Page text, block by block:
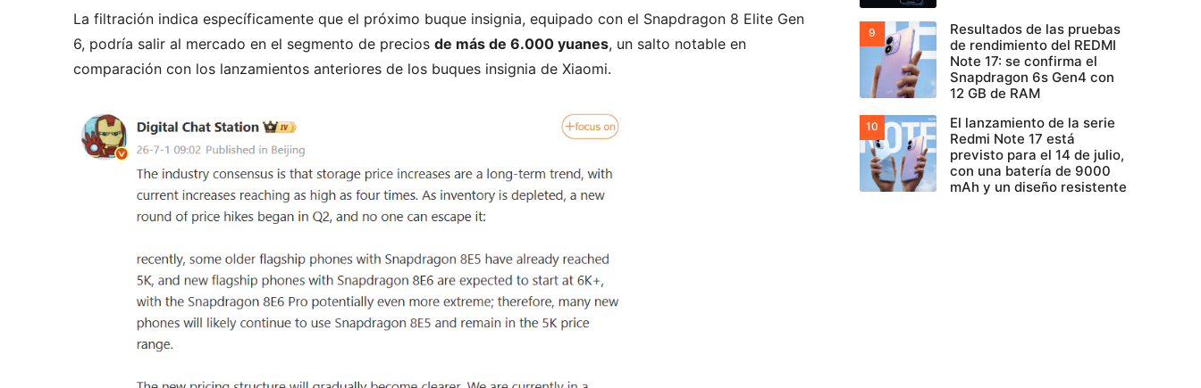
La filtración indica específicamente que el próximo buque insignia, equipado con el Snapdragon 8 Elite Gen
6, podría salir al mercado en el segmento de precios de más de 6.000 yuanes, un salto notable en
comparación con los lanzamientos anteriores de los buques insignia de Xiaomi.
Resultados de las pruebas
de rendimiento del REDMI
Note 17: se confirma el
Snapdragon 6s Gen4 con
12 GB de RAM
El lanzamiento de la serie
Redmi Note 17 está
previsto para el 14 de julio,
con una batería de 9000
mAh y un diseño resistente